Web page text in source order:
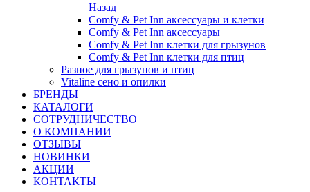
Назад
Comfy & Pet Inn аксессуары и клетки
Comfy & Pet Inn аксессуары
Comfy & Pet Inn клетки для грызунов
Comfy & Pet Inn клетки для птиц
Разное для грызунов и птиц
Vitaline сено и опилки
БРЕНДЫ
КАТАЛОГИ
СОТРУДНИЧЕСТВО
О КОМПАНИИ
ОТЗЫВЫ
НОВИНКИ
АКЦИИ
КОНТАКТЫ